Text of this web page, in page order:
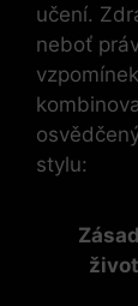
učení.
neboť
stylu: